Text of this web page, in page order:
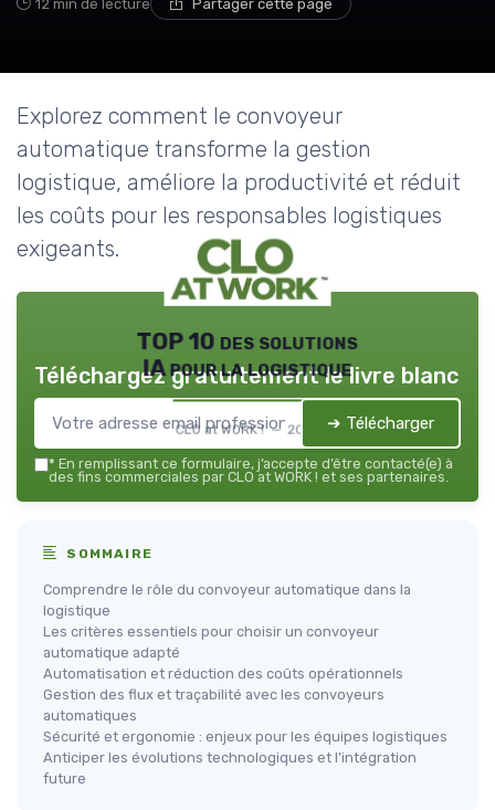
12 min de lecture Partager cette page
Explorez comment le convoyeur
automatique transforme la gestion
logistique, améliore la productivité et réduit
les coûts pour les responsables logistiques
exigeants.
TOP 10 des solutions
IA pour la logistique
CLO at WORK ! — 2026
Téléchargez gratuitement le livre blanc
➔ Télécharger
* En remplissant ce formulaire, j’accepte d’être contacté(e) à
des fins commerciales par CLO at WORK ! et ses partenaires.
SOMMAIRE
Comprendre le rôle du convoyeur automatique dans la
logistique
Les critères essentiels pour choisir un convoyeur
automatique adapté
Automatisation et réduction des coûts opérationnels
Gestion des flux et traçabilité avec les convoyeurs
automatiques
Sécurité et ergonomie : enjeux pour les équipes logistiques
Anticiper les évolutions technologiques et l’intégration
future